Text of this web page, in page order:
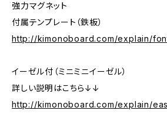
強力マグネット
付属テンプレート（鉄板）
http://kimonoboard.com/explain/
イーゼル付（ミニミニイーゼル）
詳しい説明はこちら↓↓
http://kimonoboard.com/explain/